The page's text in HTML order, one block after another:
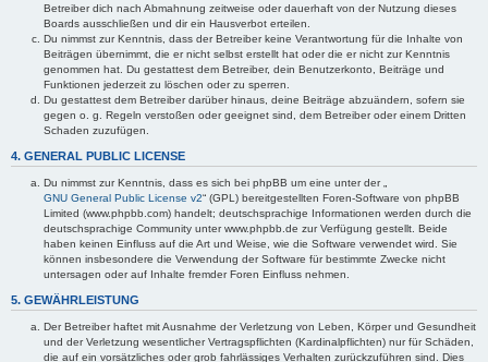
Betreiber dich nach Abmahnung zeitweise oder dauerhaft von der Nutzung dieses
Boards ausschließen und dir ein Hausverbot erteilen.
Du nimmst zur Kenntnis, dass der Betreiber keine Verantwortung für die Inhalte von
Beiträgen übernimmt, die er nicht selbst erstellt hat oder die er nicht zur Kenntnis
genommen hat. Du gestattest dem Betreiber, dein Benutzerkonto, Beiträge und
Funktionen jederzeit zu löschen oder zu sperren.
Du gestattest dem Betreiber darüber hinaus, deine Beiträge abzuändern, sofern sie
gegen o. g. Regeln verstoßen oder geeignet sind, dem Betreiber oder einem Dritten
Schaden zuzufügen.
4. GENERAL PUBLIC LICENSE
Du nimmst zur Kenntnis, dass es sich bei phpBB um eine unter der „
GNU General Public License v2“ (GPL) bereitgestellten Foren-Software von phpBB
Limited (www.phpbb.com) handelt; deutschsprachige Informationen werden durch die
deutschsprachige Community unter www.phpbb.de zur Verfügung gestellt. Beide
haben keinen Einfluss auf die Art und Weise, wie die Software verwendet wird. Sie
können insbesondere die Verwendung der Software für bestimmte Zwecke nicht
untersagen oder auf Inhalte fremder Foren Einfluss nehmen.
5. GEWÄHRLEISTUNG
Der Betreiber haftet mit Ausnahme der Verletzung von Leben, Körper und Gesundheit
und der Verletzung wesentlicher Vertragspflichten (Kardinalpflichten) nur für Schäden,
die auf ein vorsätzliches oder grob fahrlässiges Verhalten zurückzuführen sind. Dies